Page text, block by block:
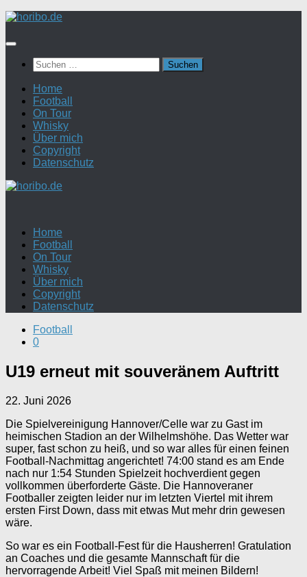
Zum
springen
Suchen
nach:
Home
Football
On Tour
Whisky
Über mich
Copyright
Datenschutz
Home
Football
On Tour
Whisky
Über mich
Copyright
Datenschutz
Football
0
U19 erneut mit souveränem Auftritt
22. Juni 2026
Die Spielvereinigung Hannover/Celle war zu Gast im
heimischen Stadion an der Wilhelmshöhe. Das Wetter war
super, fast schon zu heiß, und so war alles für einen feinen
Football-Nachmittag angerichtet! 74:00 stand es am Ende
nach nur 1:54 Stunden Spielzeit hochverdient gegen
vollkommen überforderte Gäste. Die Hannoveraner
Footballer zeigten leider nur im letzten Viertel mit ihrem
ersten First Down, dass mit etwas Mut mehr drin gewesen
wäre.
So war es ein Football-Fest für die Hausherren! Gratulation
an Coaches und die gesamte Mannschaft für die
hervorragende Arbeit! Viel Spaß mit meinen Bildern!